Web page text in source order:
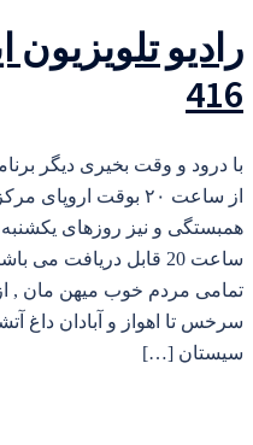
رادیو
416
با درود و وقت بخیری دیگر
از ساعت ۲۰ بوقت
همبستگی و نیز روزهای یکشنبه
ساعت 20 قابل دریافت
تمامی مردم خوب میهن مان ,
سرخس تا اهواز و آبادان داغ
سیستان […]